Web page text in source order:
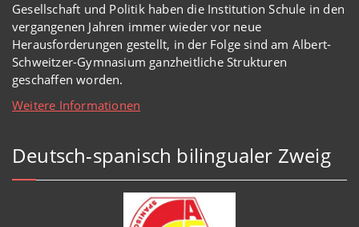
Gesellschaft und Politik haben die Institution Schule in den
vergangenen Jahren immer wiedervor neue
Herausforderungen gestellt, in der Folge sind am Albert-
Schweitzer-Gymnasium ganzheitliche Strukturen
geschaffen worden.
Weitere Informationen
Deutsch-spanisch bilingualer Zweig